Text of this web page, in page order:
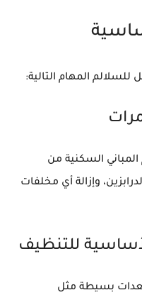
المهام التالية:
السكنية من
وإزالة أي مخلفات
بسيطة مثل